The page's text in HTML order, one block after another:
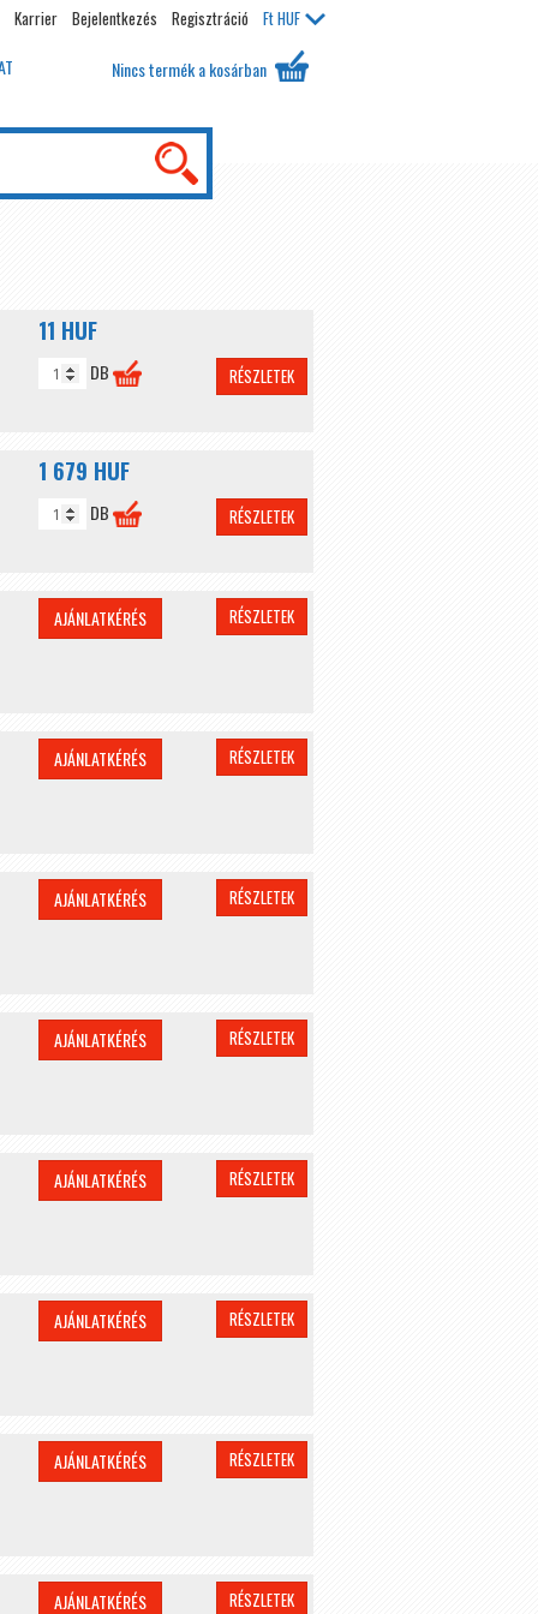
Karrier Bejelentkezés Regisztráció FtHUF
Nincs termék a kosárban
11 HUF
DB RÉSZLETEK
1 679 HUF
DB RÉSZLETEK
AJÁNLATKÉRÉS RÉSZLETEK
AJÁNLATKÉRÉS RÉSZLETEK
AJÁNLATKÉRÉS RÉSZLETEK
AJÁNLATKÉRÉS RÉSZLETEK
AJÁNLATKÉRÉS RÉSZLETEK
AJÁNLATKÉRÉS RÉSZLETEK
AJÁNLATKÉRÉS RÉSZLETEK
AJÁNLATKÉRÉS RÉSZLETEK